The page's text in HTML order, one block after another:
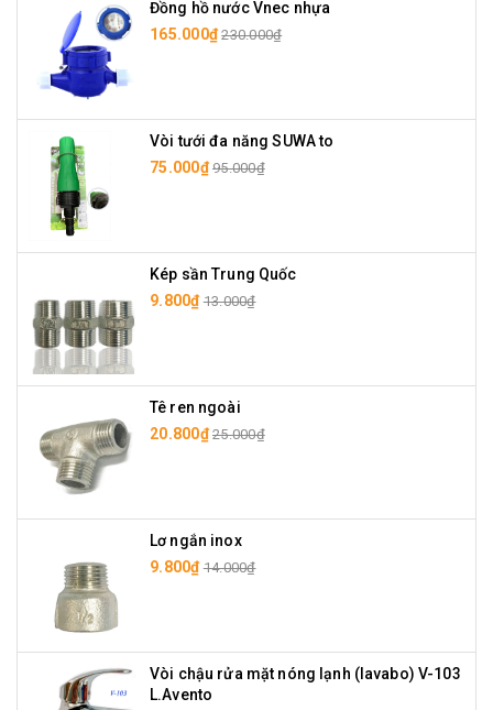
Đồng hồ nước Vnec nhựa
165.000₫ 230.000₫
Vòi tưới đa năng SUWA to
75.000₫ 95.000₫
Kép sần Trung Quốc
9.800₫ 13.000₫
Tê ren ngoài
20.800₫ 25.000₫
Lơ ngắn inox
9.800₫ 14.000₫
Vòi chậu rửa mặt nóng lạnh (lavabo) V-103
L.Avento